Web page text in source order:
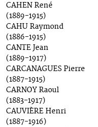
CAHEN René
(1889-1915)
CAHU Raymond
(1886-1915)
CANTE Jean
(1889-1917)
CARCANAGUES Pierre
(1887-1915)
CARNOY Raoul
(1883-1917)
CAUVIÈRE Henri
(1887-1916)